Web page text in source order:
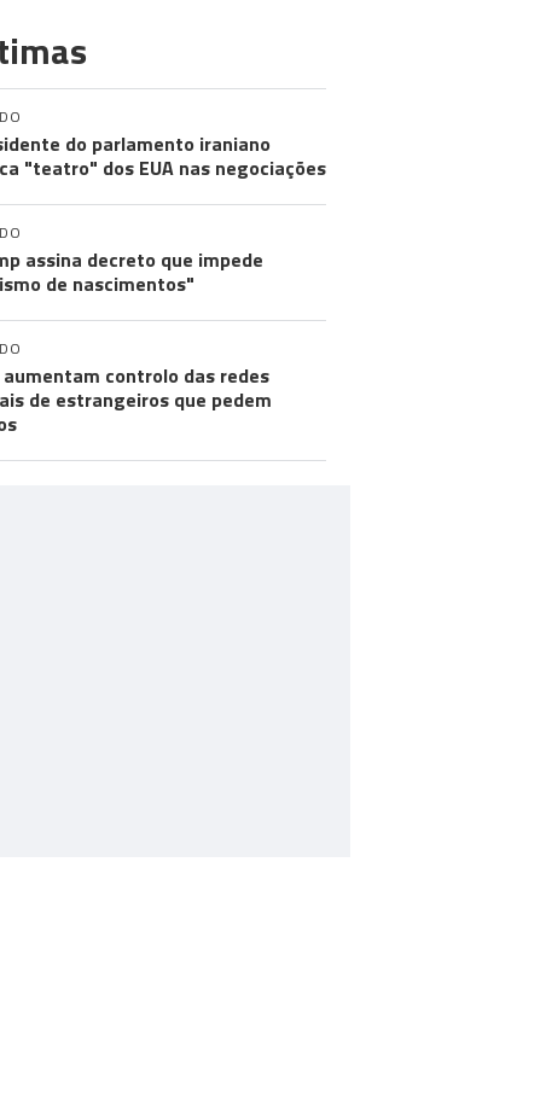
do parlamento iraniano
"teatro" dos EUA nas negociações
assina decreto que impede
de nascimentos"
aumentam controlo das redes
de estrangeiros que pedem